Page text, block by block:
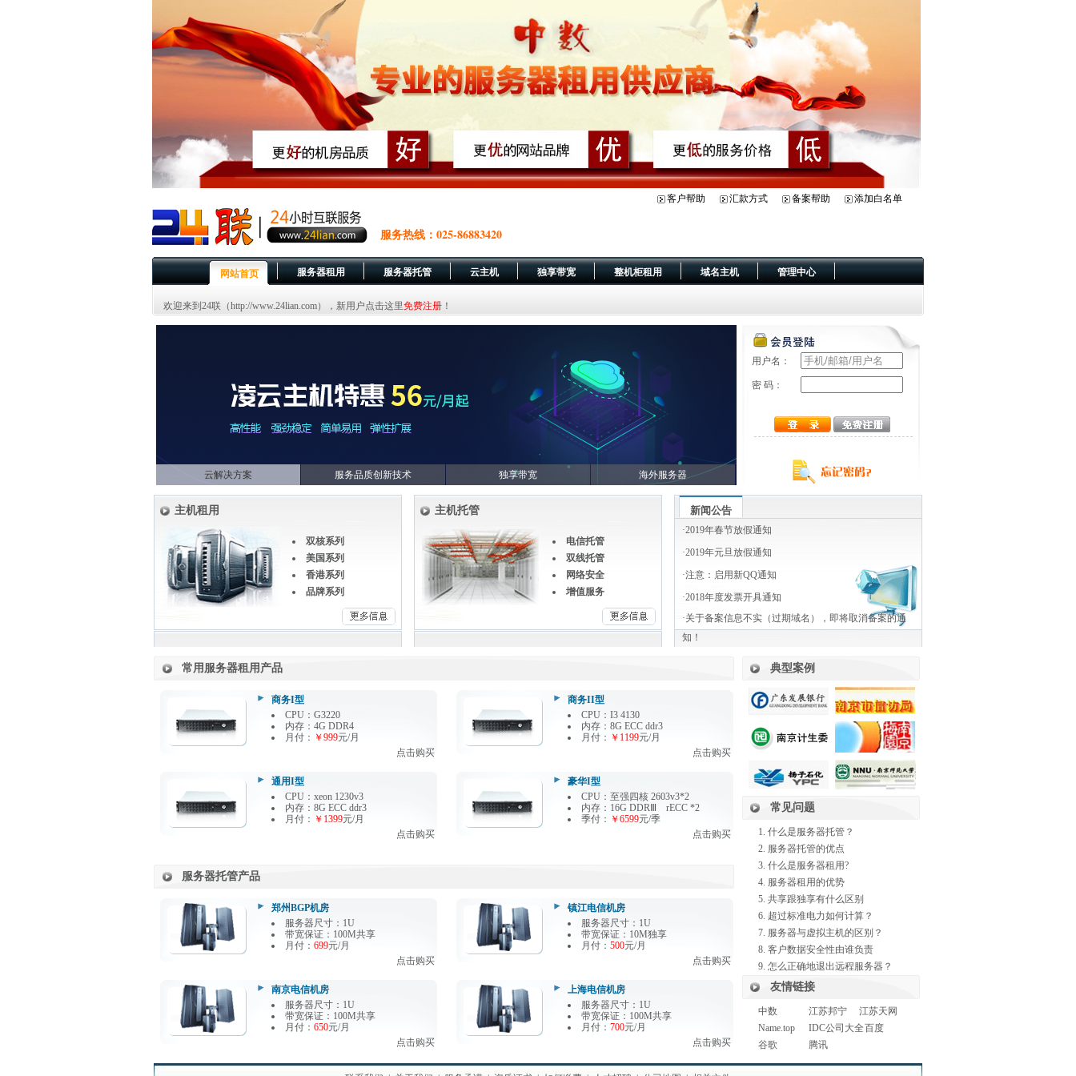
服务热线：025-86883420
客户帮助 汇款方式 备案帮助 添加白名单
网站首页 服务器租用 服务器托管 云主机 独享带宽 整机柜租用 域名主机 管理中心
欢迎来到24联（http://www.24lian.com），新用户点击这里免费注册 ！
云解决方案 服务品质创新技术 独享带宽 海外服务器
用户名：
密 码：
主机租用
双核系列
美国系列
香港系列
品牌系列
主机托管
电信托管
双线托管
网络安全
增值服务
新闻公告
·2019年春节放假通知
·2019年元旦放假通知
·注意：启用新QQ通知
·2018年度发票开具通知
·关于备案信息不实（过期域名），即将取消备案的通
知！
常用服务器租用产品 典型案例
常见问题
什么是服务器托管？
服务器托管的优点
什么是服务器租用?
服务器租用的优势
共享跟独享有什么区别
超过标准电力如何计算？
服务器与虚拟主机的区别？
客户数据安全性由谁负责
怎么正确地退出远程服务器？
友情链接
中数 江苏邦宁
江苏天网
Name.top
IDC公司大全百度
谷歌
腾讯
商务I型
CPU：G3220
内存：4G DDR4
月付： ￥999元/月
点击购买
商务II型
CPU：I3 4130
内存：8G ECC ddr3
月付： ￥1199元/月
点击购买
通用I型
CPU：xeon 1230v3
内存：8G ECC ddr3
月付： ￥1399元/月
点击购买
豪华I型
CPU：至强四核 2603v3*2
内存：16G DDRⅢ rECC *2
季付： ￥6599元/季
点击购买
服务器托管产品
郑州BGP机房
服务器尺寸：1U
带宽保证：100M共享
月付： 699元/月
点击购买
镇江电信机房
服务器尺寸：1U
带宽保证：10M独享
月付： 500元/月
点击购买
南京电信机房
服务器尺寸：1U
带宽保证：100M共享
月付： 650元/月
点击购买
上海电信机房
服务器尺寸：1U
带宽保证：100M共享
月付： 700元/月
点击购买